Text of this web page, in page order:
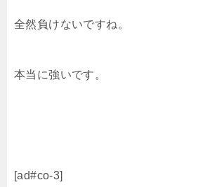
全然負けないですね。
本当に強いです。
[ad#co-3]